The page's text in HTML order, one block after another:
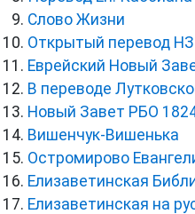
Слово Жизни
Открытый перевод НЗ
Еврейский Новый
В переводе
Новый Завет РБО
Вишенчук-Вишенька
Остромирово
Елизаветинская
Елизаветинская на